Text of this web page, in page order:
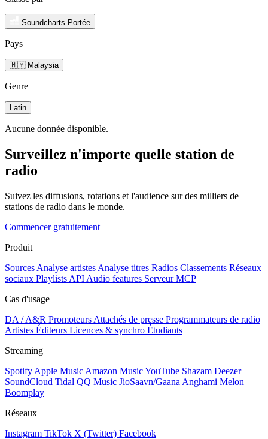
Soundcharts Portée
Pays
🇲🇾 Malaysia
Genre
Latin
Aucune donnée disponible.
Surveillez n'importe quelle station de
radio
Suivez les diffusions, rotations et l'audience sur des milliers de
stations de radio dans le monde.
Commencer gratuitement
Produit
Sources Analyse artistes Analyse titres Radios Classements Réseaux
sociaux Playlists API Audio features Serveur MCP
Cas d'usage
DA / A&R Promoteurs Attachés de presse Programmateurs de radio
Artistes Éditeurs Licences & synchro Étudiants
Streaming
Spotify Apple Music Amazon MusicYouTube Shazam Deezer
SoundCloud Tidal QQ Music JioSaavn/Gaana Anghami Melon
Boomplay
Réseaux
Instagram TikTok X (Twitter) Facebook